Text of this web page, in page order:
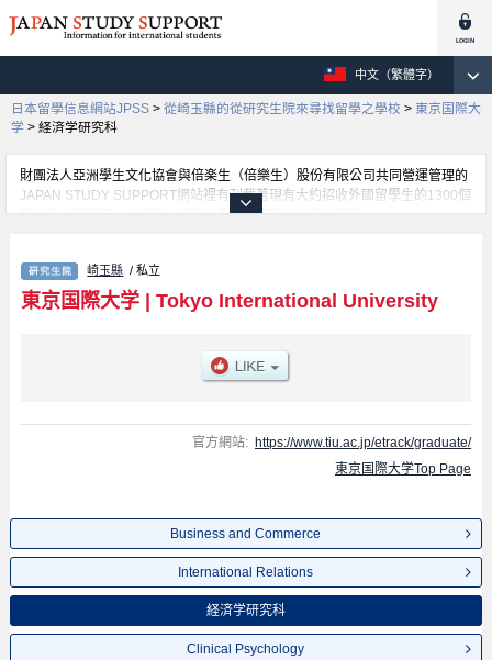
中文（繁體字）
日本留學信息網站JPSS > 從崎玉縣的從研究生院來尋找留學之學校 > 東京国際大
学 > 経済学研究科
財團法人亞洲學生文化協會與倍楽生（倍樂生）股份有限公司共同營運管理的
JAPAN STUDY SUPPORT網站裡有刊載著現有大約招收外國留學生的1300個
學校的大學學部、大學院、短期大學、專門學校的招生訊息。
TIU English Track Master's and Doctorate's Degree Programs等各別研究科
的不同訊息，以及招收名額、合格人數等考試資訊、設施介紹、聯絡方式等對
外國留學生是必要之訊息都刊載於此，請務必查閱及利用此網站。
崎玉縣 / 私立
東京国際大学| Tokyo International University
官方網站: https://www.tiu.ac.jp/etrack/graduate/
東京国際大学Top Page
Business and Commerce
International Relations
経済学研究科
Clinical Psychology